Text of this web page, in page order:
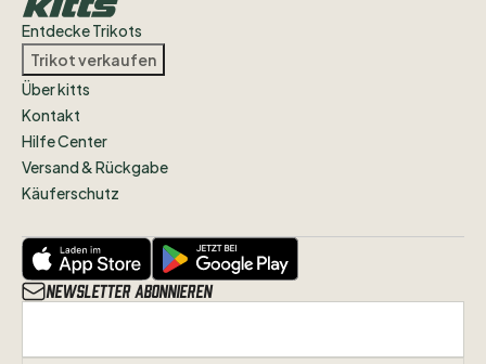
Entdecke Trikots
Trikot verkaufen
Über kitts
Kontakt
Hilfe Center
Versand & Rückgabe
Käuferschutz
Newsletter abonnieren